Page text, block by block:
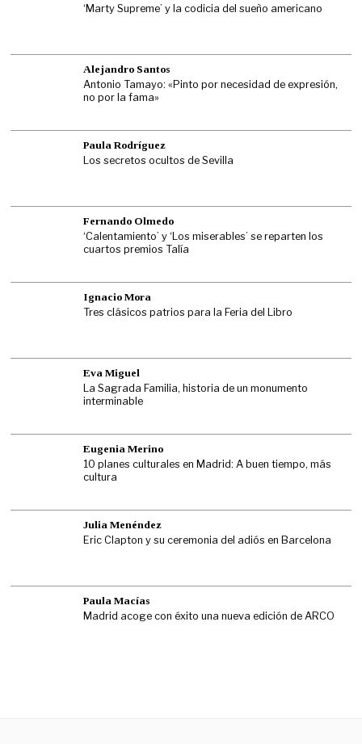
‘Marty Supreme’ y la codicia del sueño americano
Alejandro Santos
Antonio Tamayo: «Pinto por necesidad de expresión,
no por la fama»
Paula Rodríguez
Los secretos ocultos de Sevilla
Fernando Olmedo
‘Calentamiento’ y ‘Los miserables’ se reparten los
cuartos premios Talía
Ignacio Mora
Tres clásicos patrios para la Feria del Libro
Eva Miguel
La Sagrada Familia, historia de un monumento
interminable
Eugenia Merino
10 planes culturales en Madrid: A buen tiempo, más
cultura
Julia Menéndez
Eric Clapton y su ceremonia del adiós en Barcelona
Paula Macías
Madrid acoge con éxito una nueva edición de ARCO